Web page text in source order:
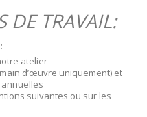
DE TRAVAIL:
atelier
d’œuvre uniquement) et
annuelles
suivantes ou sur les